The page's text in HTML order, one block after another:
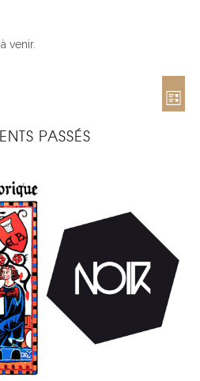
venir.
PAR
DE
Liste
PASSÉS